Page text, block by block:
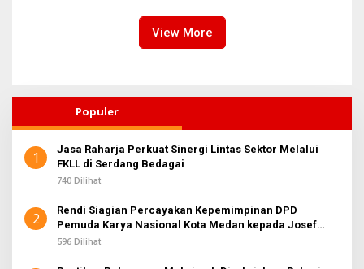
Awards 2026
View More
Populer
1
Jasa Raharja Perkuat Sinergi Lintas Sektor Melalui
FKLL di Serdang Bedagai
740 Dilihat
2
Rendi Siagian Percayakan Kepemimpinan DPD
Pemuda Karya Nasional Kota Medan kepada Josef
Sembiring
596 Dilihat